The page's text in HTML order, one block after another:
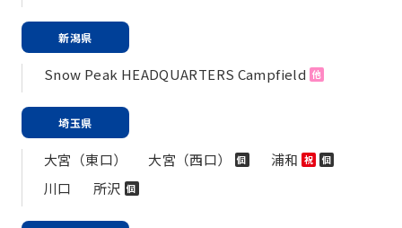
新潟県
Snow Peak HEADQUARTERS Campfield 他
埼玉県
大宮（東口） 大宮（西口） 個 浦和 祝 個
川口 所沢 個